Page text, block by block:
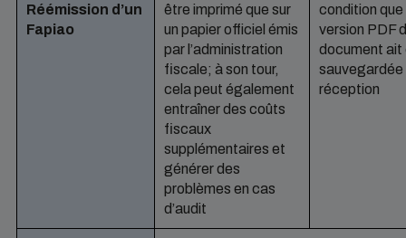
Réémission d’un
Fapiao
être imprimé que sur
un papier officiel émis
par l’administration
fiscale; à son tour,
cela peut également
entraîner des coûts
fiscaux
supplémentaires et
générer des
problèmes en cas
d’audit
condition que
version PDF
document ait
sauvegardée
réception